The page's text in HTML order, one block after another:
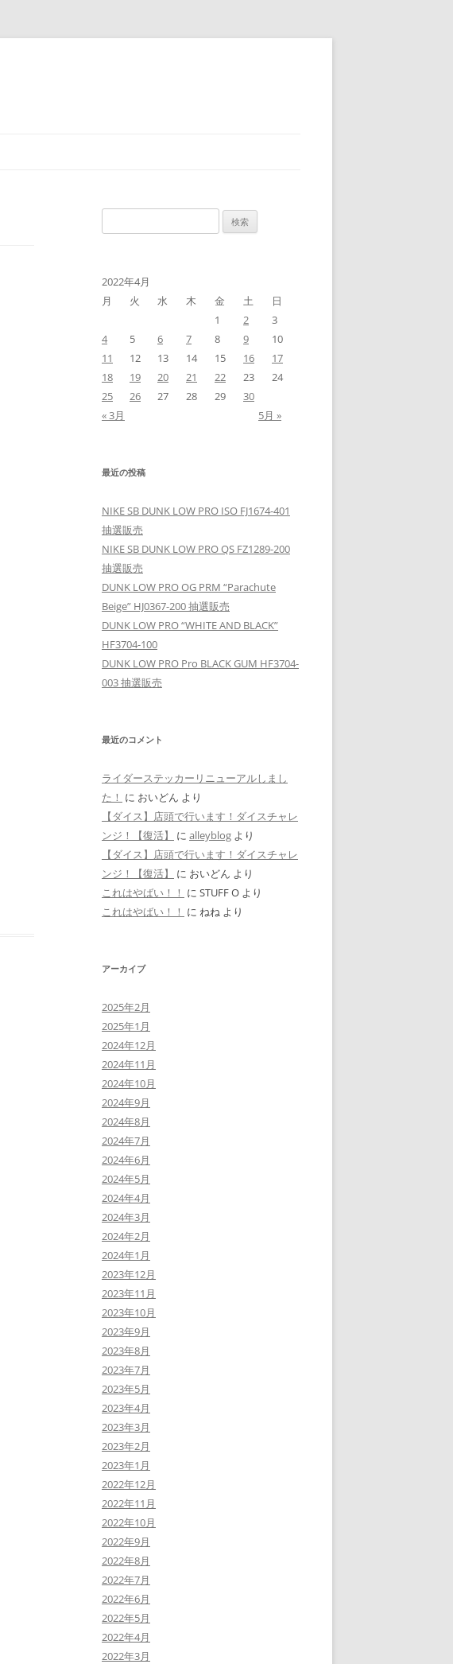
索:
2022年4月
月
火 水 木 金 土
日
1
2
3
4
5 6 7 8 9
10
11
12 13 14 15 16
17
18
19 20 21 22 23
24
25
26 27 28 29
30
« 3月
5月 »
最近の投稿
NIKE SB DUNK LOW PRO ISO FJ1674-401
抽選販売
NIKE SB DUNK LOW PRO QS FZ1289-200
抽選販売
DUNK LOW PRO OG PRM “Parachute
Beige” HJ0367-200 抽選販売
DUNK LOW PRO “WHITE AND BLACK”
HF3704-100
DUNK LOW PRO Pro BLACK GUM HF3704-
003 抽選販売
最近のコメント
ライダーステッカーリニューアルしまし
た！ に おいどん より
【ダイス】店頭で行います！ダイスチャレ
ンジ！【復活】
に alleyblog より
【ダイス】店頭で行います！ダイスチャレ
ンジ！【復活】
に おいどん より
これはやばい！！ に STUFF O より
これはやばい！！ に ねね より
アーカイブ
2025年2月
2025年1月
2024年12月
2024年11月
2024年10月
2024年9月
2024年8月
2024年7月
2024年6月
2024年5月
2024年4月
2024年3月
2024年2月
2024年1月
2023年12月
2023年11月
2023年10月
2023年9月
2023年8月
2023年7月
2023年5月
2023年4月
2023年3月
2023年2月
2023年1月
2022年12月
2022年11月
2022年10月
2022年9月
2022年8月
2022年7月
2022年6月
2022年5月
2022年4月
2022年3月